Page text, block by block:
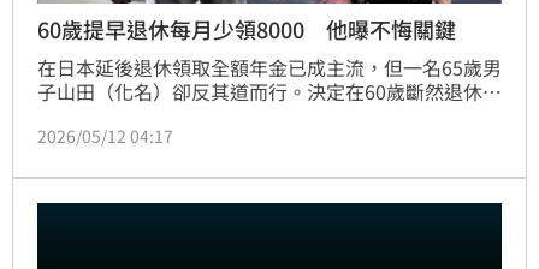
60歲提早退休每月少領8000 他曝不悔關鍵
在日本延後退休領取全額年金已成主流，但一名65歲男
子山田（化名）卻反其道而行。決定在60歲斷然退休，
認為60歲出頭，這5年健康的時光，是無價之寶。
2026/05/12 04:17